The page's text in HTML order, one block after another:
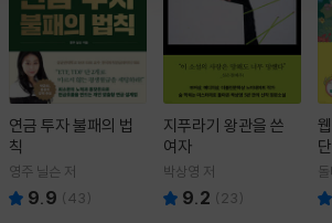
연금 투자 불패의 법
칙
영주 닐슨 저
9.9 (43)
지푸라기 왕관을 쓴
여자
박상영 저
9.2 ( 23)